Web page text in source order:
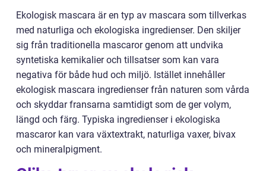
Ekologisk mascara är en typ av mascara som tillverkas
med naturliga och ekologiska ingredienser. Den skiljer
sig från traditionella mascaror genom att undvika
syntetiska kemikalier och tillsatser som kan vara
negativa för både hud och miljö. Istället innehåller
ekologisk mascara ingredienser från naturen som vårda
och skyddar fransarna samtidigt som de ger volym,
längd och färg. Typiska ingredienser i ekologiska
mascaror kan vara växtextrakt, naturliga vaxer, bivax
och mineralpigment.